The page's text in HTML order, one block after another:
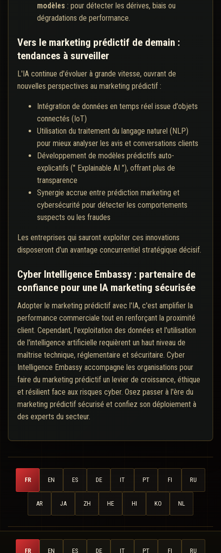
modèles : pour détecter les dérives, biais ou
dégradations de performance.
Vers le marketing prédictif de demain :
tendances à surveiller
L'IA continue d'évoluer à grande vitesse, ouvrant de
nouvelles perspectives au marketing prédictif :
Intégration de données en temps réel issue d'objets
connectés (IoT)
Utilisation du traitement du langage naturel (NLP)
pour mieux analyser les avis et conversations clients
Développement de modèles prédictifs auto-
explicatifs (" Explainable AI "), offrant plus de
transparence
Synergie accrue entre prédiction marketing et
cybersécurité pour détecter les comportements
suspects ou les fraudes
Les entreprises qui sauront exploiter ces innovations
disposeront d'un avantage concurrentiel stratégique décisif.
Cyber Intelligence Embassy : partenaire de
confiance pour une IA marketing sécurisée
Adopter le marketing prédictif avec l'IA, c'est amplifier la
performance commerciale tout en renforçant la proximité
client. Cependant, l'exploitation des données et l'utilisation
de l'intelligence artificielle requièrent un haut niveau de
maîtrise technique, réglementaire et sécuritaire. Cyber
Intelligence Embassy accompagne les organisations pour
faire du marketing prédictif un levier de croissance, éthique
et résilient face aux risques cyber. Osez passer à l'ère du
marketing prédictif sécurisé et confiez son déploiement à
des experts du secteur.
FR EN ES DE IT PT FI RU
AR JA ZH HE HI KO NL
FR EN ES DE IT PT FI RU